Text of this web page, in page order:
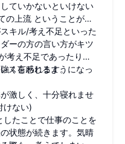
ていかないといけない
の上流 ということがあ
キル/考え不足といった
ーの方の言い方がキツ
考え不足であったり、
く言われます。
スを感じるようになっ
激しく、十分寝れませ
けない)
したことで仕事のことを
状態が続きます。気晴